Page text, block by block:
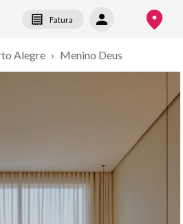
Fatura
Alegre › Menino Deus